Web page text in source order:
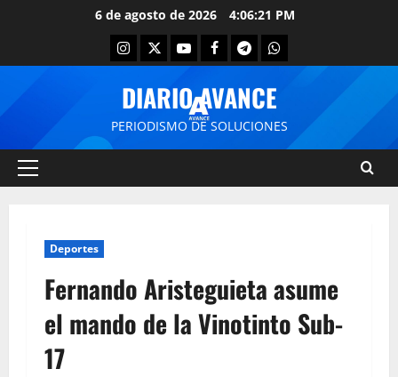
6 de agosto de 2026 4:06:21 PM
DIARIO AVANCE
PERIODISMO DE SOLUCIONES
Deportes
Fernando Aristeguieta asume
el mando de la Vinotinto Sub-
17